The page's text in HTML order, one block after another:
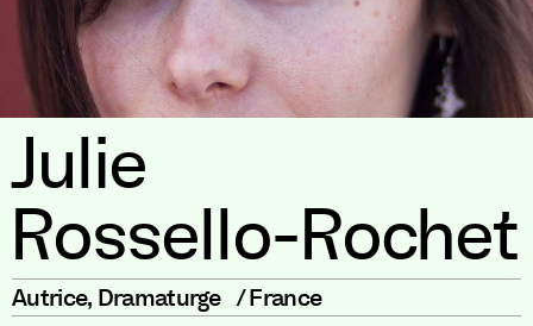
Julie
Rossello-Rochet
Autrice, Dramaturge /France